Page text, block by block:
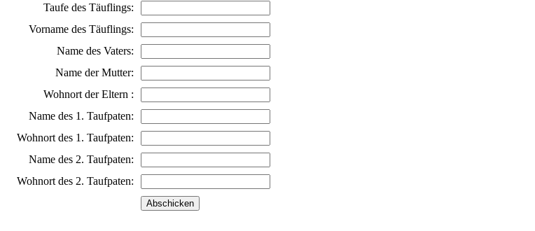
Taufe des Täuflings:
Vorname des Täuflings:
Name des Vaters:
Name der Mutter:
Wohnort der Eltern :
Name des 1. Taufpaten:
Wohnort des 1. Taufpaten:
Name des 2. Taufpaten:
Wohnort des 2. Taufpaten: